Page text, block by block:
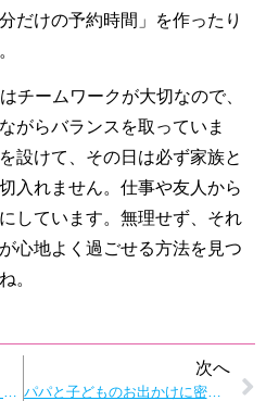
だけの予約時間」を作ったり
チームワークが大切なので、
がらバランスを取っていま
設けて、その日は必ず家族と
入れません。仕事や友人から
しています。無理せず、それ
心地よく過ごせる方法を見つ
。
次へ
パパと子どものお出かけに密着！